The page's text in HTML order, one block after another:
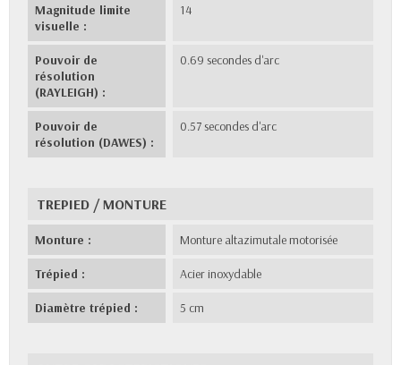
Magnitude limite
visuelle :
14
Pouvoir de
résolution
(RAYLEIGH) :
0.69 secondes d'arc
Pouvoir de
résolution (DAWES) :
0.57 secondes d'arc
TREPIED / MONTURE
Monture : Monture altazimutale motorisée
Trépied : Acier inoxydable
Diamètre trépied : 5 cm